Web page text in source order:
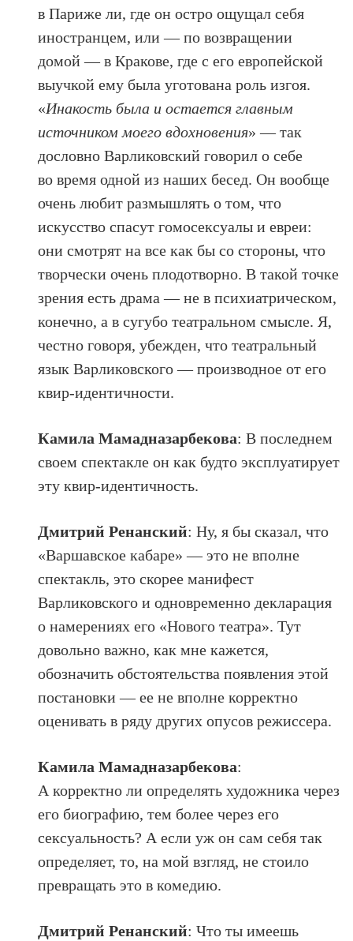
в Париже ли, где он остро ощущал себя
иностранцем, или — по возвращении
домой — в Кракове, где с его европейской
выучкой ему была уготована роль изгоя.
«Инакость была и остается главным
источником моего вдохновения» — так
дословно Варликовский говорил о себе
во время одной из наших бесед. Он вообще
очень любит размышлять о том, что
искусство спасут гомосексуалы и евреи:
они смотрят на все как бы со стороны, что
творчески очень плодотворно. В такой точке
зрения есть драма — не в психиатрическом,
конечно, а в сугубо театральном смысле. Я,
честно говоря, убежден, что театральный
язык Варликовского — производное от его
квир-идентичности.
Камила Мамадназарбекова: В последнем
своем спектакле он как будто эксплуатирует
эту квир-идентичность.
Дмитрий Ренанский: Ну, я бы сказал, что
«Варшавское кабаре» — это не вполне
спектакль, это скорее манифест
Варликовского и одновременно декларация
о намерениях его «Нового театра». Тут
довольно важно, как мне кажется,
обозначить обстоятельства появления этой
постановки — ее не вполне корректно
оценивать в ряду других опусов режиссера.
Камила Мамадназарбекова:
А корректно ли определять художника через
его биографию, тем более через его
сексуальность? А если уж он сам себя так
определяет, то, на мой взгляд, не стоило
превращать это в комедию.
Дмитрий Ренанский: Что ты имеешь